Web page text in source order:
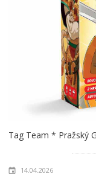
Tag Team * Pražský
14.04.2026